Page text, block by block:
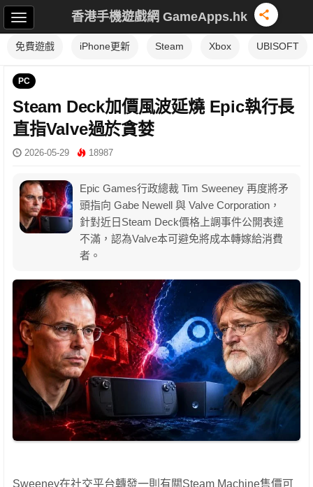
香港手機遊戲網 GameApps.hk
免費遊戲 iPhone更新 Steam Xbox UBISOFT
PC
Steam Deck加價風波延燒 Epic執行長
直指Valve過於貪婪
2026-05-29 18987
Epic Games行政總裁 Tim Sweeney 再度將矛
頭指向 Gabe Newell 與 Valve Corporation，
針對近日Steam Deck價格上調事件公開表達
不滿，認為Valve本可避免將成本轉嫁給消費
者。
Sweeney在社交平台轉發一則有關Steam Machine售價可